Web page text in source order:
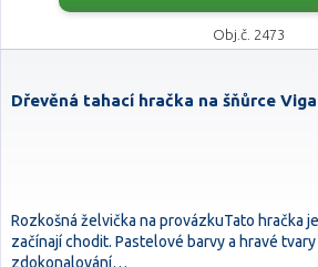
Obj.č. 2473
Dřevěná tahací hračka na šňůrce
Rozkošná želvička na provázkuTato hračka
začínají chodit. Pastelové barvy a hravé
zdokonalování…